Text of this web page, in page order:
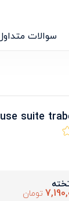
سوالات
تومان